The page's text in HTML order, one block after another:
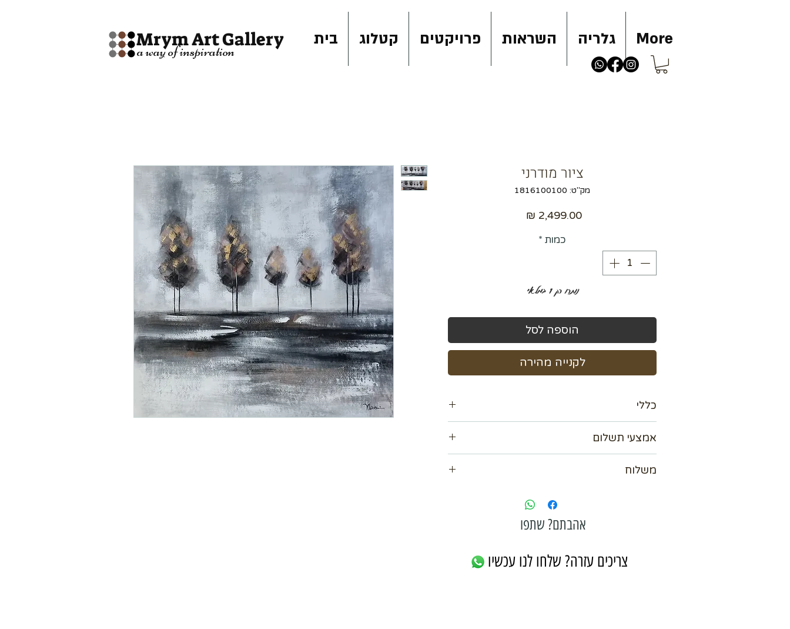
Mrym Art Gallery
a way of inspiration
בית קטלוג פרויקטים השראות גלריה More
ציור מודרני
מק"ט: 1816100100
‏2,499.00 ‏₪
כמות *
נותרו רק 1 במלאי
הוספה לסל
לקנייה מהירה
כללי
אמצעי תשלום
אפשרות לשלם ב Bit
משלוח
אהבתם? שתפו
צריכים עזרה? שלחו לנו עכשיו